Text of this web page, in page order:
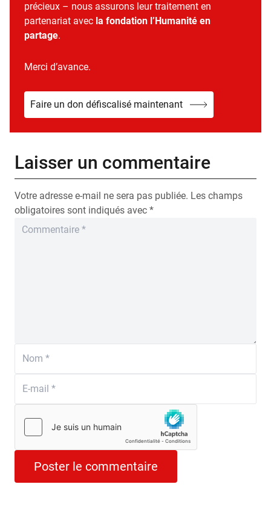
précieux – nous assurons leur traitement en
partenariat avec la fondation l’Humanité en
partage.
Merci d’avance.
Faire un don défiscalisé maintenant
Laisser un commentaire
Votre adresse e-mail ne sera pas publiée. Les champs
obligatoires sont indiqués avec *